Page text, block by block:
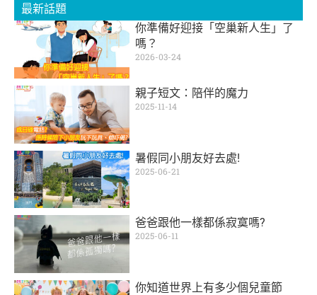
最新話題
你準備好迎接「空巢新人生」了
嗎？
2026-03-24
親子短文：陪伴的魔力
2025-11-14
暑假同小朋友好去處!
2025-06-21
爸爸跟他一樣都係寂寞嗎?
2025-06-11
你知道世界上有多少個兒童節